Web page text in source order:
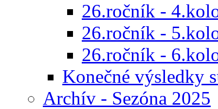
26.ročník -
26.ročník -
26.ročník -
Konečné výsledky
Archív - Sezóna 2025